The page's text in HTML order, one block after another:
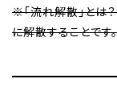
※「流れ解散」とは
に解散することです。